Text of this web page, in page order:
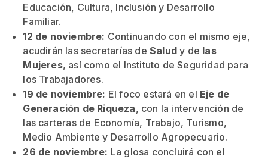
Educación, Cultura, Inclusión y Desarrollo
Familiar.
12 de noviembre: Continuando con el mismo eje,
acudirán las secretarías deSalud y de las
Mujeres, así como el Instituto de Seguridad para
los Trabajadores.
19 de noviembre: El foco estará en el Eje de
Generación de Riqueza, con la intervención de
las carteras de Economía, Trabajo, Turismo,
Medio Ambiente y Desarrollo Agropecuario.
26 de noviembre: La glosa concluirá con el